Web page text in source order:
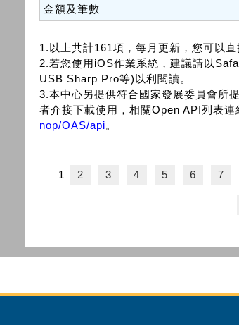
金額及筆數
1.以上共計161項，每月更新，您可以直
2.若您使用iOS作業系統，建議請以
USB Sharp Pro等)以利閱讀。
3.本中心另提供符合國家發展委員會所
者介接下載使用，相關Open API列表
nop/OAS/api。
1 2 3 4 5 6 7